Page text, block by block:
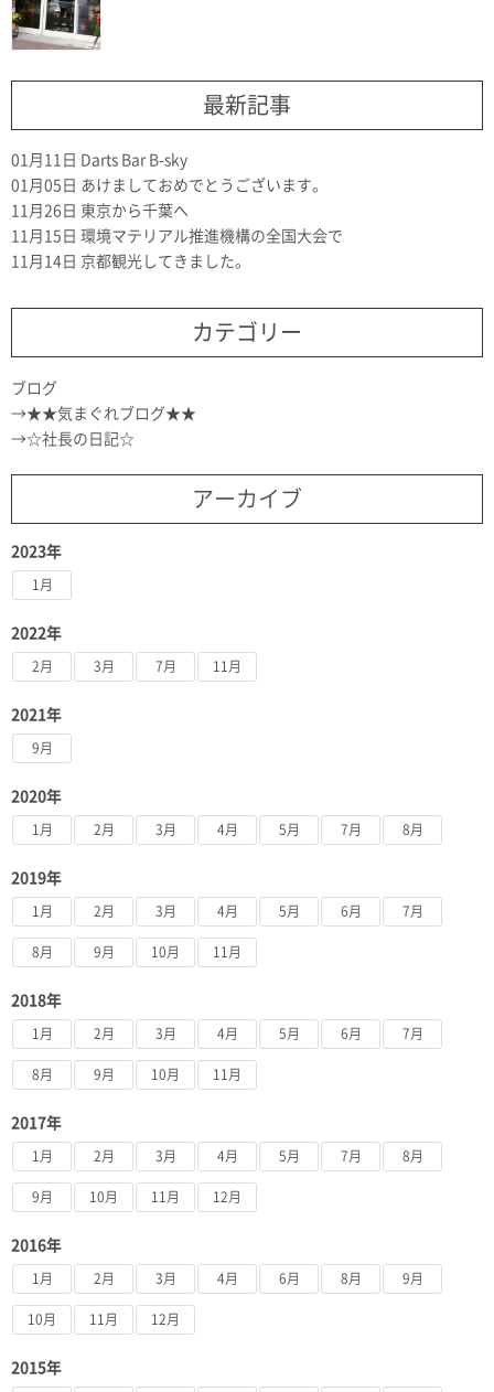
最新記事
01月11日 Darts Bar B-sky
01月05日 あけましておめでとうございます。
11月26日 東京から千葉へ
11月15日 環境マテリアル推進機構の全国大会で
11月14日 京都観光してきました。
カテゴリー
ブログ
★★気まぐれブログ★★
☆社長の日記☆
アーカイブ
2023年
1月
2022年
2月 3月 7月 11月
2021年
9月
2020年
1月 2月 3月 4月 5月 7月 8月
2019年
1月 2月 3月 4月 5月 6月 7月
8月 9月 10月 11月
2018年
1月 2月 3月 4月 5月 6月 7月
8月 9月 10月 11月
2017年
1月 2月 3月 4月 5月 7月 8月
9月 10月 11月 12月
2016年
1月 2月 3月 4月 6月 8月 9月
10月 11月 12月
2015年